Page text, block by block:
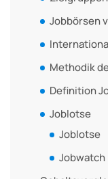
Jobbörsen
Methodik
Definition
Joblotse
Joblotse
Jobwatch